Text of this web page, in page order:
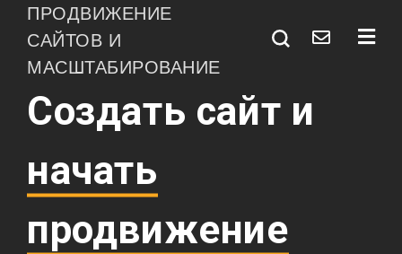
ПРОДВИЖЕНИЕ
САЙТОВ И
МАСШТАБИРОВАНИЕ
Создать сайт и
начать
продвижение